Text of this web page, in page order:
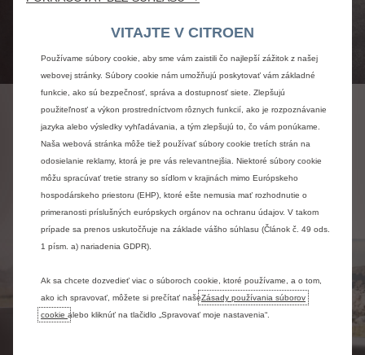
EFEKT KOKÓNU
Viac info
VITAJTE V CITROEN
Používame súbory cookie, aby sme vám zaistili čo najlepší zážitok z našej
webovej stránky. Súbory cookie nám umožňujú poskytovať vám základné
funkcie, ako sú bezpečnosť, správa a dostupnosť siete. Zlepšujú
použiteľnosť a výkon prostredníctvom rôznych funkcií, ako je rozpoznávanie
jazyka alebo výsledky vyhľadávania, a tým zlepšujú to, čo vám ponúkame.
Naša webová stránka môže tiež používať súbory cookie tretích strán na
odosielanie reklamy, ktorá je pre vás relevantnejšia. Niektoré súbory cookie
môžu spracúvať tretie strany so sídlom v krajinách mimo Európskeho
hospodárskeho priestoru (EHP), ktoré ešte nemusia mať rozhodnutie o
primeranosti príslušných európskych orgánov na ochranu údajov. V takom
prípade sa prenos uskutočňuje na základe vášho súhlasu (Článok č. 49 ods.
1 písm. a) nariadenia GDPR).
Ak sa chcete dozvedieť viac o súboroch cookie, ktoré používame, a o tom,
ako ich spravovať, môžete si prečítať našeZásady používania súborov
cookie alebo kliknúť na tlačidlo „Spravovať moje nastavenia“.